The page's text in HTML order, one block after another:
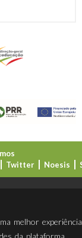
Twitter Noesis
melhor
da plataforma.